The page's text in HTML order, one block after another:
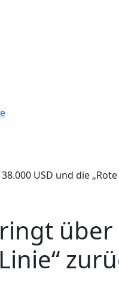
USD und die
über